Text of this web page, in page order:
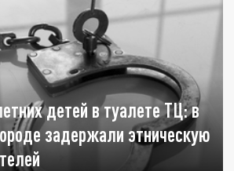
детей в туалете ТЦ: в
задержали этническую